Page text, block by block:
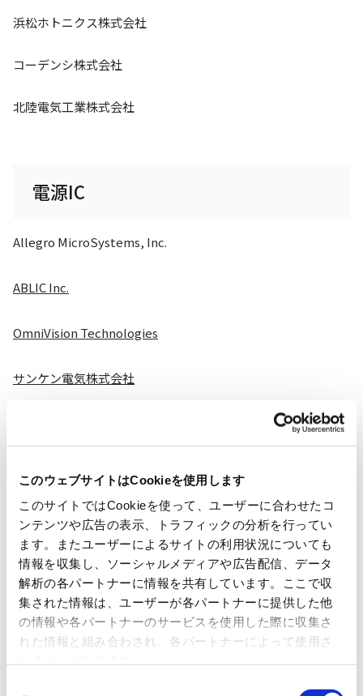
このウェブサイトはCookieを使用します
このサイトではCookieを使って、ユーザーに合わせたコ
ンテンツや広告の表示、トラフィックの分析を行ってい
ます。またユーザーによるサイトの利用状況についても
情報を収集し、ソーシャルメディアや広告配信、データ
解析の各パートナーに情報を共有しています。ここで収
集された情報は、ユーザーが各パートナーに提供した他
の情報や各パートナーのサービスを使用した際に収集さ
れた情報と組み合わされ、各パートナーによって使用さ
浜松ホトニクス株式会社
コーデンシ株式会社
北陸電気工業株式会社
電源IC
Allegro MicroSystems, Inc.
ABLIC Inc.
OmniVision Technologies
サンケン電気株式会社
Vishay Intertechnology,Inc.
イサハヤ電子株式会社
アナログ